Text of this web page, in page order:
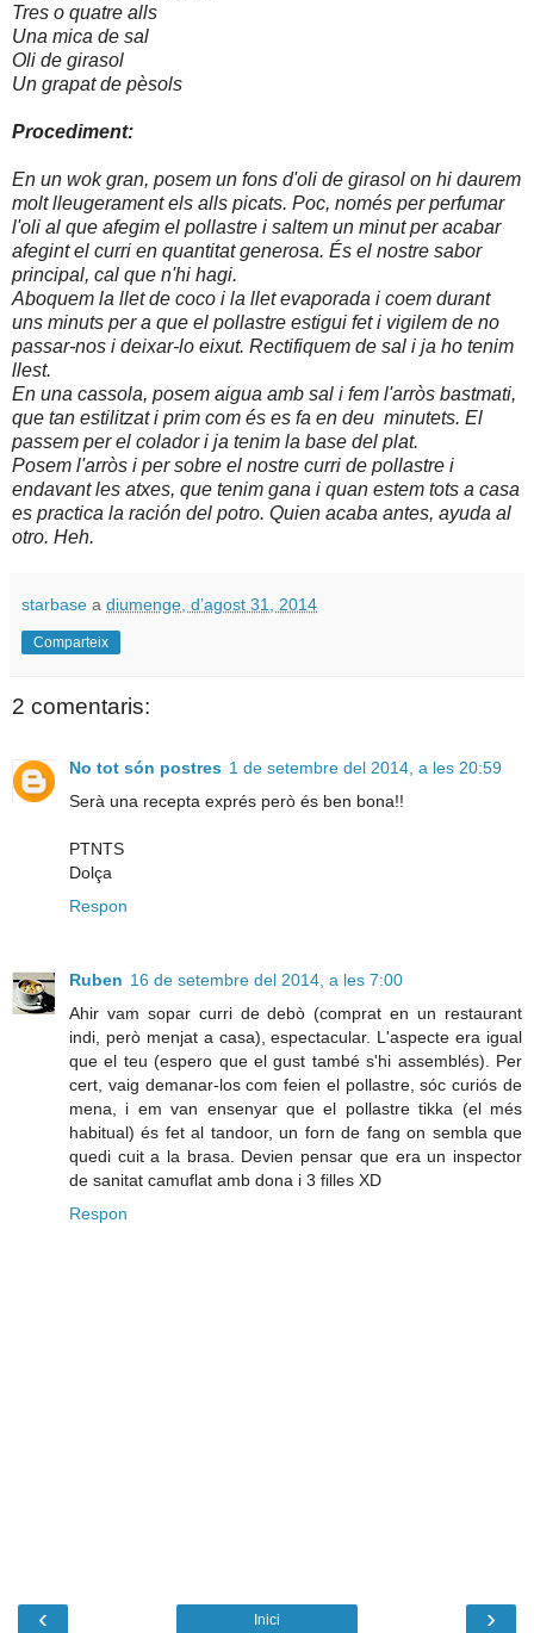
Tres o quatre alls
Una mica de sal
Oli de girasol
Un grapat de pèsols
Procediment:
En un wok gran, posem un fons d'oli de girasol on hi daurem
molt lleugerament els alls picats. Poc, només per perfumar
l'oli al que afegim el pollastre i saltem un minut per acabar
afegint el curri en quantitat generosa. És el nostre sabor
principal, cal que n'hi hagi.
Aboquem la llet de coco i la llet evaporada i coem durant
uns minuts per a que el pollastre estigui fet i vigilem de no
passar-nos i deixar-lo eixut. Rectifiquem de sal i ja ho tenim
llest.
En una cassola, posem aigua amb sal i fem l'arròs bastmati,
que tan estilitzat i prim com és es fa en deu minutets. El
passem per el colador i ja tenim la base del plat.
Posem l'arròs i per sobre el nostre curri de pollastre i
endavant les atxes, que tenim gana i quan estem tots a casa
es practica la ración del potro. Quien acaba antes, ayuda al
otro. Heh.
starbase a diumenge, d’agost 31, 2014
Comparteix
2 comentaris:
No tot són postres 1 de setembre del 2014, a les 20:59
Serà una recepta exprés però és ben bona!!
PTNTS
Dolça
Respon
Ruben 16 de setembre del 2014, a les 7:00
Ahir vam sopar curri de debò (comprat en un restaurant
indi, però menjat a casa), espectacular. L'aspecte era igual
que el teu (espero que el gust també s'hi assemblés). Per
cert, vaig demanar-los com feien el pollastre, sóc curiós de
mena, i em van ensenyar que el pollastre tikka (el més
habitual) és fet al tandoor, un forn de fang on sembla que
quedi cuit a la brasa. Devien pensar que era un inspector
de sanitat camuflat amb dona i 3 filles XD
Respon
‹ ›
Inici